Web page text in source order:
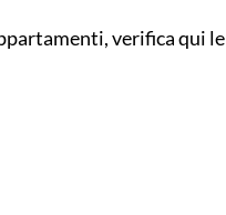
verifica qui le